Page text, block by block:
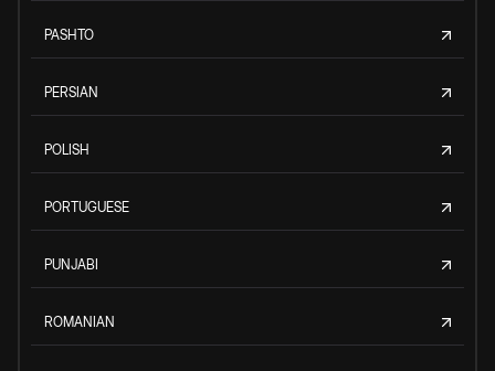
PASHTO
PERSIAN
POLISH
PORTUGUESE
PUNJABI
ROMANIAN